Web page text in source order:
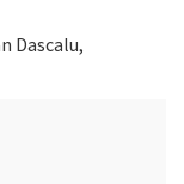
Dascalu,